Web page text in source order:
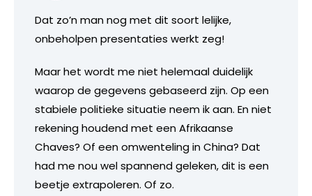
Dat zo’n man nog met dit soort lelijke,
onbeholpen presentaties werkt zeg!
Maar het wordt me niet helemaal duidelijk
waarop de gegevens gebaseerd zijn. Op een
stabiele politieke situatie neem ik aan. En niet
rekening houdend met een Afrikaanse
Chaves? Of een omwenteling in China? Dat
had me nou wel spannend geleken, dit is een
beetje extrapoleren. Of zo.